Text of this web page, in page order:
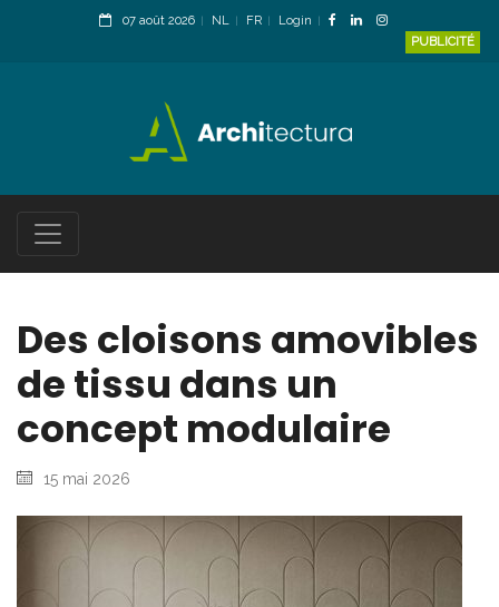
07 août 2026 NL FR
Login
PUBLICITÉ
Des cloisons amovibles
de tissu dans un
concept modulaire
15 mai 2026